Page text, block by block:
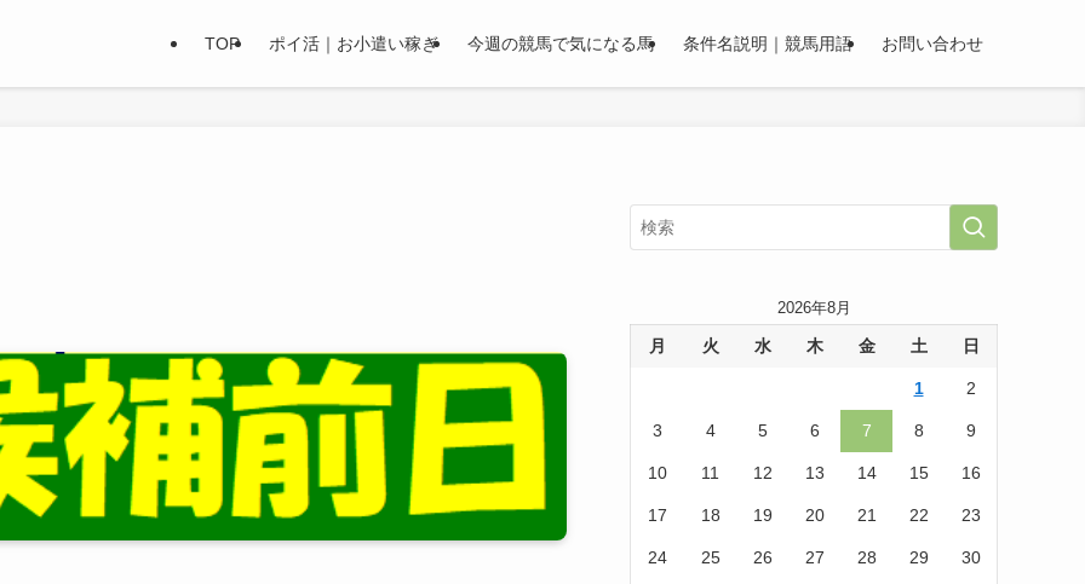
TOP ポイ活｜お小遣い稼ぎ 今週の競馬で気になる馬 条件名説明｜競馬用語 お問い合わせ
2026年8月
月 火 水 木 金 土 日
1 2
3 4 5 6 7 8 9
10 11 12 13 14 15 16
17 18 19 20 21 22 23
24 25 26 27 28 29 30